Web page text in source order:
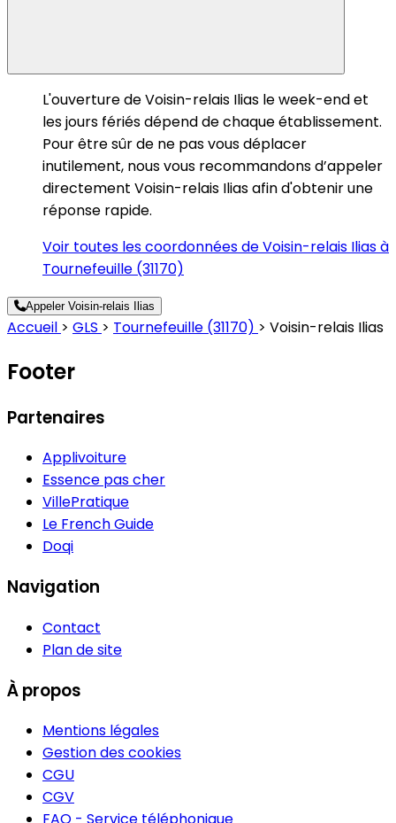
L'ouverture de Voisin-relais Ilias le week-end et
les jours fériés dépend de chaque établissement.
Pour être sûr de ne pas vous déplacer
inutilement, nous vous recommandons d’appeler
directement Voisin-relais Ilias afin d'obtenir une
réponse rapide.
Voir toutes les coordonnées de Voisin-relais Ilias à
Tournefeuille (31170)
Appeler Voisin-relais Ilias
Accueil > GLS > Tournefeuille (31170) > Voisin-relais Ilias
Footer
Partenaires
Applivoiture
Essence pas cher
VillePratique
Le French Guide
Doqi
Navigation
Contact
Plan de site
À propos
Mentions légales
Gestion des cookies
CGU
CGV